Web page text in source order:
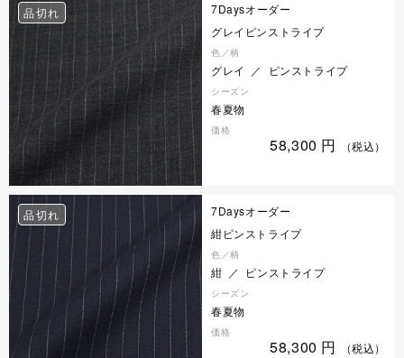
品切れ
7Daysオーダー
グレイピンストライプ
色／柄
グレイ ／ ピンストライプ
シーズン
春夏物
価格
58,300 円 （税込）
品切れ
7Daysオーダー
紺ピンストライプ
色／柄
紺 ／ ピンストライプ
シーズン
春夏物
価格
58,300 円 （税込）